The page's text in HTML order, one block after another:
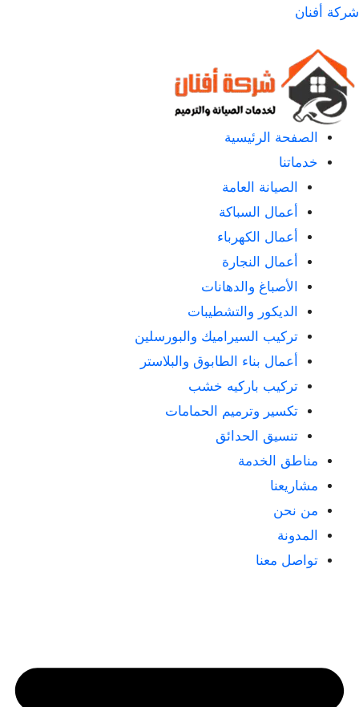
التجاوز
المحتوى
شركة أفنان
الصفحة الرئيسية
خدماتنا
الصيانة العامة
أعمال السباكة
أعمال الكهرباء
أعمال النجارة
الأصباغ والدهانات
الديكور والتشطيبات
تركيب السيراميك والبورسلين
أعمال بناء الطابوق والبلاستر
تركيب باركيه خشب
تكسير وترميم الحمامات
تنسيق الحدائق
مناطق الخدمة
مشاريعنا
من نحن
المدونة
تواصل معنا